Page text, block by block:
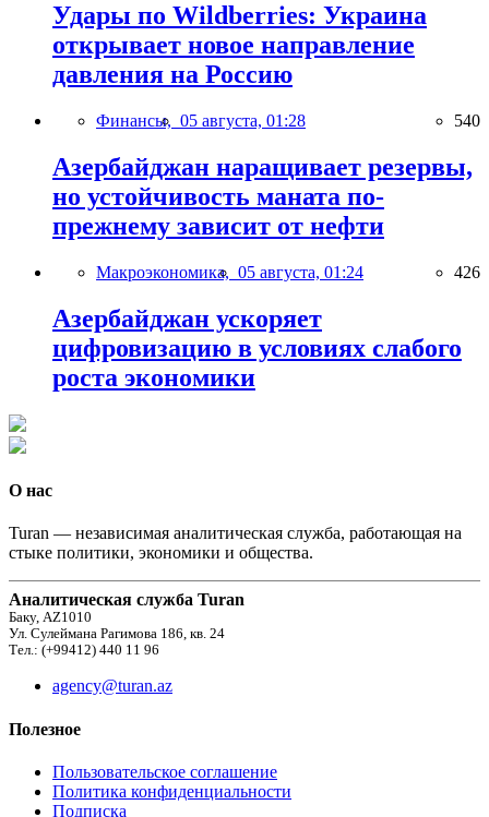
Удары по Wildberries: Украина
открывает новое направление
давления на Россию
Финансы, 05 августа, 01:28 540
Азербайджан наращивает резервы,
но устойчивость маната по-
прежнему зависит от нефти
Макроэкономика, 05 августа, 01:24 426
Азербайджан ускоряет
цифровизацию в условиях слабого
роста экономики
О нас
Turan — независимая аналитическая служба, работающая на
стыке политики, экономики и общества.
Аналитическая служба Turan
Баку, AZ1010
Ул. Сулеймана Рагимова 186, кв. 24
Тел.: (+99412) 440 11 96
agency@turan.az
Полезное
Пользовательское соглашение
Политика конфиденциальности
Подписка